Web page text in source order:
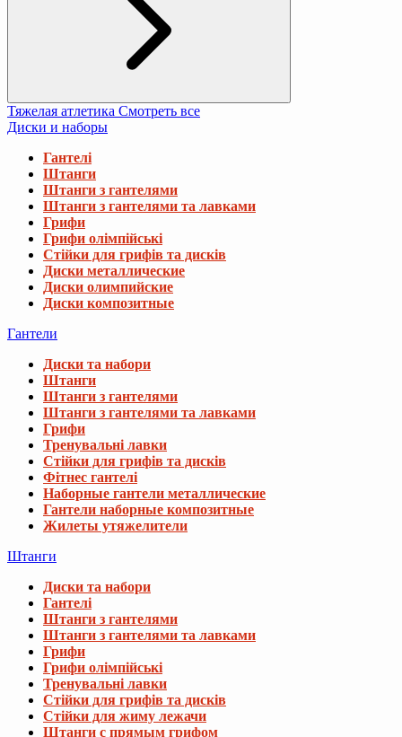
Тяжелая атлетика Смотреть все
Диски и наборы
Гантелі
Штанги
Штанги з гантелями
Штанги з гантелями та лавками
Грифи
Грифи олімпійські
Стійки для грифів та дисків
Диски металлические
Диски олимпийские
Диски композитные
Гантели
Диски та набори
Штанги
Штанги з гантелями
Штанги з гантелями та лавками
Грифи
Тренувальні лавки
Стійки для грифів та дисків
Фітнес гантелі
Наборные гантели металлические
Гантели наборные композитные
Жилеты утяжелители
Штанги
Диски та набори
Гантелі
Штанги з гантелями
Штанги з гантелями та лавками
Грифи
Грифи олімпійські
Тренувальні лавки
Стійки для грифів та дисків
Стійки для жиму лежачи
Штанги с прямым грифом